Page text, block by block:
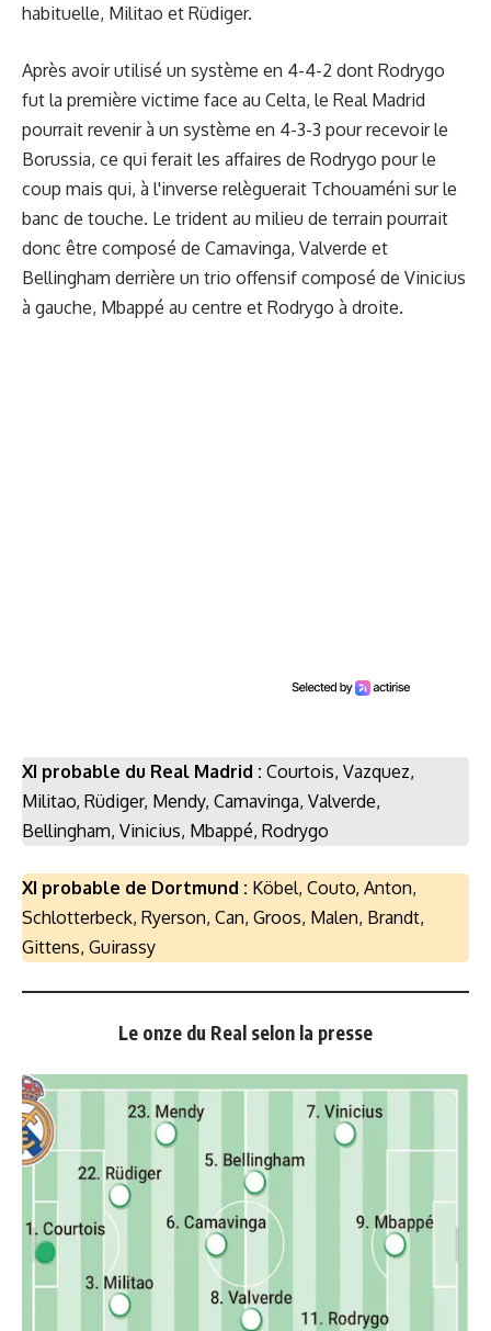
habituelle, Militao et Rüdiger.
Après avoir utilisé un système en 4-4-2 dont Rodrygo
fut la première victime face au Celta, le Real Madrid
pourrait revenir à un système en 4-3-3 pour recevoir le
Borussia, ce qui ferait les affaires de Rodrygo pour le
coup mais qui, à l'inverse relèguerait Tchouaméni sur le
banc de touche. Le trident au milieu de terrain pourrait
donc être composé de Camavinga, Valverde et
Bellingham derrière un trio offensif composé de Vinicius
à gauche, Mbappé au centre et Rodrygo à droite.
XI probable du Real Madrid : Courtois, Vazquez,
Militao, Rüdiger, Mendy, Camavinga, Valverde,
Bellingham, Vinicius, Mbappé, Rodrygo
XI probable de Dortmund : Köbel, Couto, Anton,
Schlotterbeck, Ryerson, Can, Groos, Malen, Brandt,
Gittens, Guirassy
Le onze du Real selon la presse